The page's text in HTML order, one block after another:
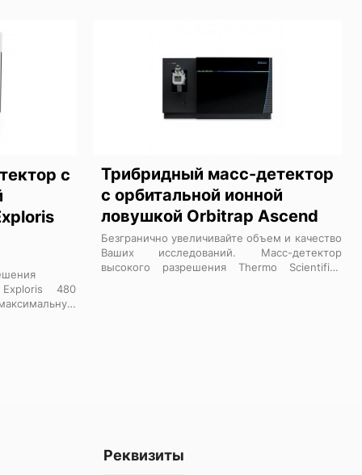
с
480
между
Трибридный масс-детектор
с орбитальной ионной
ловушкой Orbitrap Ascend
Безгранично увеличивайте объем и качество
Ваших исследований. Масс-детектор
высокого разрешения Thermo Scientific™
конструкции оборудования с двумя
Реквизиты